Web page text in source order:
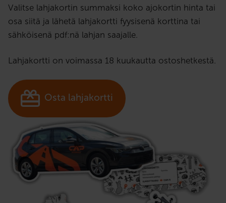
Valitse lahjakortin summaksi koko ajokortin hinta tai
osa siitä ja lähetä lahjakortti fyysisenä korttina tai
sähköisenä pdf:nä lahjan saajalle.
Lahjakortti on voimassa 18 kuukautta ostoshetkestä.
Osta lahjakortti